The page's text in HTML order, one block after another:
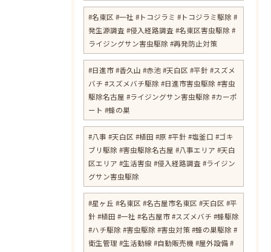
#名東区 #一社 #トコジラミ #トコジラミ駆除 #
発生源調査 #侵入経路調査 #名東区害虫駆除 #
ライジングサン害虫駆除 #再発防止対策
#日進市 #香久山 #赤池 #天白区 #平針 #スズメ
バチ #スズメバチ駆除 #日進市害虫駆除 #害虫
駆除名古屋 #ライジングサン害虫駆除 #カーポ
ート #蜂の巣
#八事 #天白区 #植田 #原 #平針 #塩釜口 #ゴキ
ブリ駆除 #害虫駆除名古屋 #八事エリア #天白
区エリア #生活害虫 #侵入経路調査 #ライジン
グサン害虫駆除
#星ヶ丘 #名東区 #名古屋市名東区 #天白区 #平
針 #植田 #一社 #名古屋市 #スズメバチ #蜂駆除
#ハチ駆除 #害虫駆除 #害虫対策 #蜂の巣駆除 #
衛生管理 #生活動線 #自動販売機 #屋外設備 #